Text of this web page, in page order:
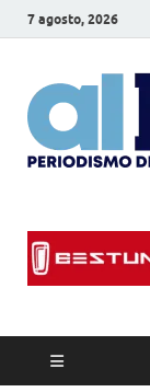
7 agosto, 2026